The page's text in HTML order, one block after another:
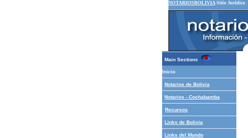
NOTARIOSBOLIVIA Sitio Jurídico
Main Sections
Inicio
Notarios de Bolivia
Notarios - Cochabamba
Recursos
Links de Bolivia
Links del Mundo